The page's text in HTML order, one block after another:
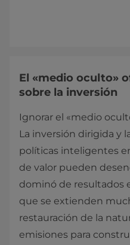
El «medio oculto»
sobre la inversión
Ignorar el «medio
La inversión dirigida y
políticas inteligentes
de valor pueden
dominó de resultados
que se extienden
restauración de la
emisiones para